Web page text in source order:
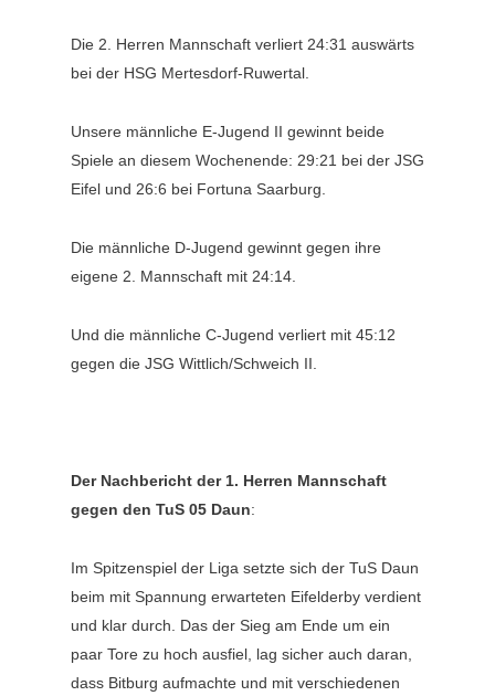
Die 2. Herren Mannschaft verliert 24:31 auswärts
bei der HSG Mertesdorf-Ruwertal.
Unsere männliche E-Jugend II gewinnt beide
Spiele an diesem Wochenende: 29:21 bei der JSG
Eifel und 26:6 bei Fortuna Saarburg.
Die männliche D-Jugend gewinnt gegen ihre
eigene 2. Mannschaft mit 24:14.
Und die männliche C-Jugend verliert mit 45:12
gegen die JSG Wittlich/Schweich II.
Der Nachbericht der 1. Herren Mannschaft
gegen den TuS 05 Daun:
Im Spitzenspiel der Liga setzte sich der TuS Daun
beim mit Spannung erwarteten Eifelderby verdient
und klar durch. Das der Sieg am Ende um ein
paar Tore zu hoch ausfiel, lag sicher auch daran,
dass Bitburg aufmachte und mit verschiedenen